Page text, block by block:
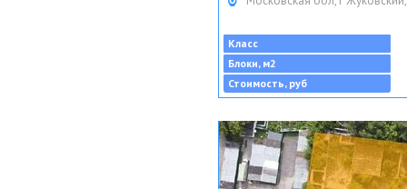
Класс
Блоки, м2
Стоимость, руб